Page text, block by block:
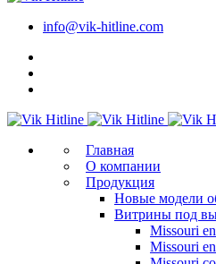
info@vik-hitline.com
Главная
О компании
Продукция
Новые модели
Витрины под
Missouri
Missouri